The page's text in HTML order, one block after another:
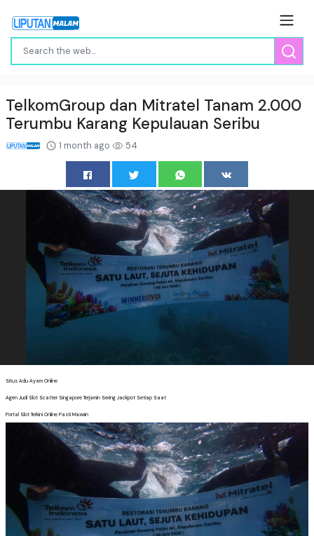
TelkomGroup dan Mitratel Tanam 2.000
Terumbu Karang Kepulauan Seribu
1 month ago 54
Situs Adu Ayam Online
Agen Judi Slot Scatter Singapore Terjamin Sering Jackpot Setiap Saat
Portal Slot Terkini Online Pasti Maxwin